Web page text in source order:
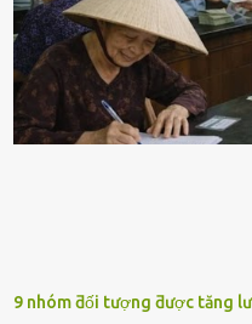
9 nhóm ƌối tượng ƌược tăng